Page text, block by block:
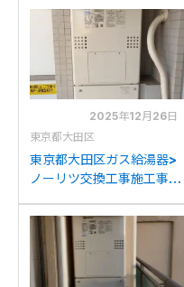
2428SAWXからノーリツ
GT-2070SAW BLへの交
2025年12月26日
東京都大田区
東京都大田区ガス給湯器>
ノーリツ交換工事施工事
4200ARSAW3Q-56-Fか
らノーリツGTH-
2454AW3H BLへの交換